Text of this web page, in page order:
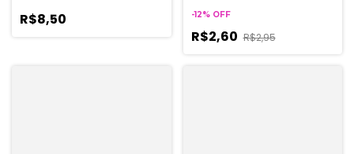
R$8,50 -12% OFF
R$2,60 R$2,95